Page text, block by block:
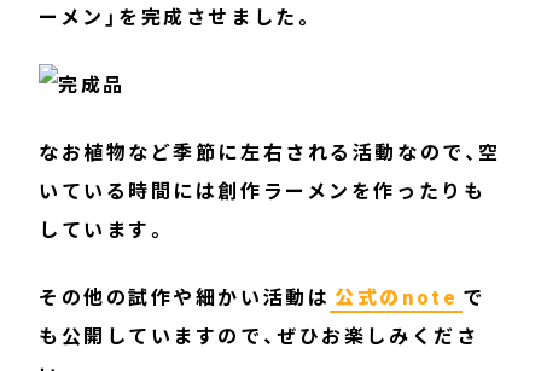
ーメン」を完成させました。
なお植物など季節に左右される活動なので、空
いている時間には創作ラーメンを作ったりも
しています。
その他の試作や細かい活動は 公式のnote で
も公開していますので、ぜひお楽しみくださ